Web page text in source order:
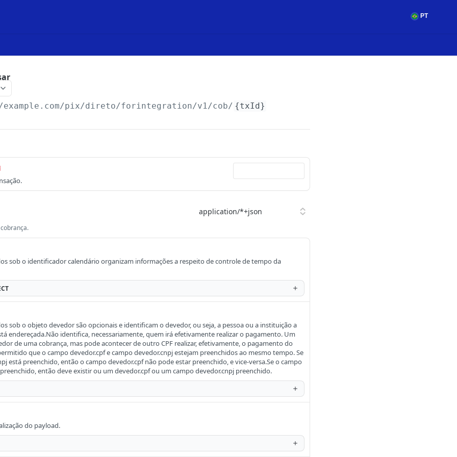
PT
/pix/direto/forintegration/v1/cob/ {txId}
sob o identificador calendário organizam informações a respeito de controle de tempo da
sob o objeto devedor são opcionais e identificam o devedor, ou seja, a pessoa ou a instituição a
endereçada.Não identifica, necessariamente, quem irá efetivamente realizar o pagamento. Um
de uma cobrança, mas pode acontecer de outro CPF realizar, efetivamente, o pagamento do
que o campo devedor.cpf e campo devedor.cnpj estejam preenchidos ao mesmo tempo. Se
está preenchido, então o campo devedor.cpf não pode estar preenchido, e vice-versa.Se o campo
então deve existir ou um devedor.cpf ou um campo devedor.cnpj preenchido.
do payload.